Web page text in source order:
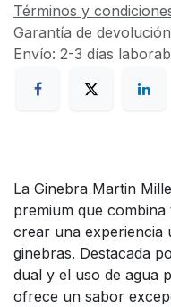
Términos y
Garantía de
Envío: 2-3 días
La Ginebra Martin
premium que
crear una experiencia
ginebras. Destacada
dual y el uso de agua
ofrece un sabor